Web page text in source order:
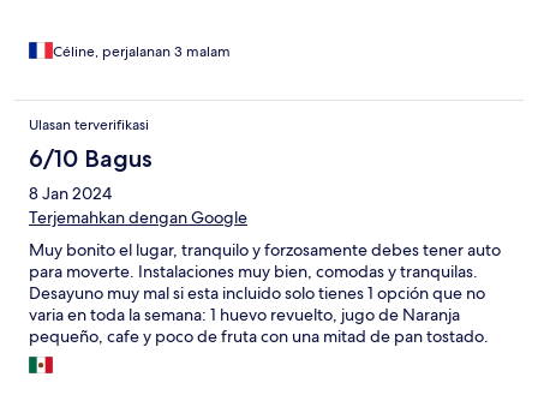
your room. Our recommandation is just to close
at night and you will survivre! We also comments regarding the
fact that the windows cannot be locked, we confirm however,
we would recommend the place for the retreats they are
Céline, perjalanan 3 malam
Ulasan terverifikasi
6/10 Bagus
8 Jan 2024
Terjemahkan dengan Google
Muy bonito el lugar, tranquilo y forzosamente debes tener auto
para moverte. Instalaciones muy bien, comodas y tranquilas.
Desayuno muy mal si esta incluido solo tienes 1 opción que no
varia en toda la semana: 1 huevo revuelto, jugo de Naranja
pequeño, cafe y poco de fruta con una mitad de pan tostado.
No tiene aire acondicionado, se meten ratones a tu cuarto si
tienes algo de comida, la cocina solo una pequeña plancha no es